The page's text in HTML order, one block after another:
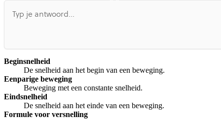
Beginsnelheid
De snelheid aan het begin van een beweging.
Eenparige beweging
Beweging met een constante snelheid.
Eindsnelheid
De snelheid aan het einde van een beweging.
Formule voor versnelling